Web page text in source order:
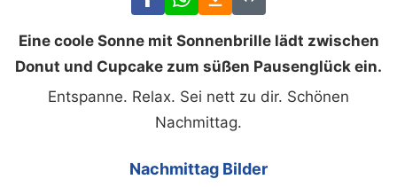
Eine coole Sonne mit Sonnenbrille lädt zwischen
Donut und Cupcake zum süßen Pausenglück ein.
Entspanne. Relax. Sei nett zu dir. Schönen
Nachmittag.
Nachmittag Bilder